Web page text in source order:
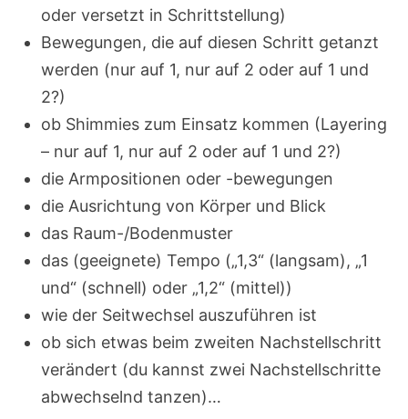
oder versetzt in Schrittstellung)
Bewegungen, die auf diesen Schritt getanzt
werden (nur auf 1, nur auf 2 oder auf 1 und
2?)
ob Shimmies zum Einsatz kommen (Layering
– nur auf 1, nur auf 2 oder auf 1 und 2?)
die Armpositionen oder -bewegungen
die Ausrichtung von Körper und Blick
das Raum-/Bodenmuster
das (geeignete) Tempo („1,3“ (langsam), „1
und“ (schnell) oder „1,2“ (mittel))
wie der Seitwechsel auszuführen ist
ob sich etwas beim zweiten Nachstellschritt
verändert (du kannst zwei Nachstellschritte
abwechselnd tanzen)…